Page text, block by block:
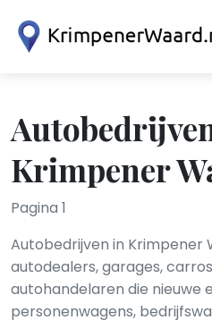
Krimpener
Pagina 1
Autobedrijven in Krimpener
autodealers, garages,
autohandelaren die nieuwe
personenwagens,